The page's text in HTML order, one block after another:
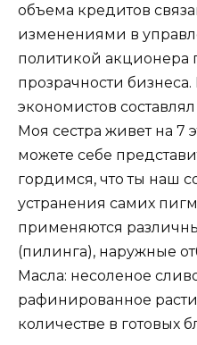
объема кредитов
изменениями в
политикой акционера
прозрачности
экономистов
Моя сестра живет на 7
можете себе
гордимся, что ты наш
устранения самих
применяются
(пилинга), наружные
Масла: несоленое
рафинированное
количестве в готовых